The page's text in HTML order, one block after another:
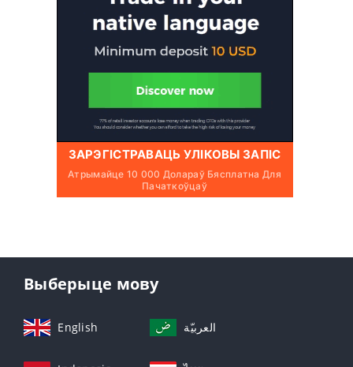
ЗАРЭГІСТРАВАЦЬ УЛІКОВЫ ЗАПІС
Атрымайце 10 000 Долараў Бясплатна Для
Пачаткоўцаў
Выберыце мову
English العربيّة